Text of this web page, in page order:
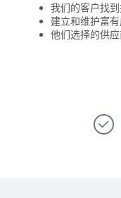
我们的客户找
建立和维护富
他们选择的供应